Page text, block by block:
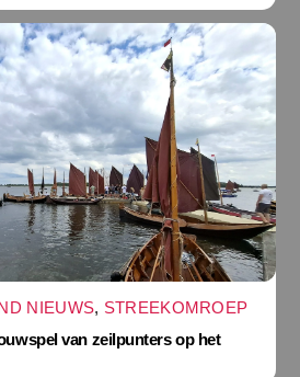
NIEUWS, STREEKOMROEP
van zeilpunters op het